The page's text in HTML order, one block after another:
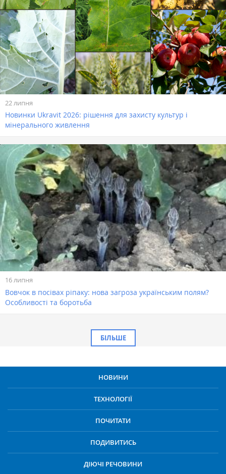
22 липня
Новинки Ukravit 2026: рішення для захисту культур і
мінерального живлення
16 липня
Вовчок в посівах ріпаку: нова загроза українським полям?
Особливості та боротьба
БІЛЬШЕ
НОВИНИ
ТЕХНОЛОГІЇ
ПОЧИТАТИ
ПОДИВИТИСЬ
ДІЮЧІ РЕЧОВИНИ